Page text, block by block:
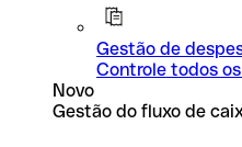
Gestão de
Controle todos
Novo
Gestão do fluxo de